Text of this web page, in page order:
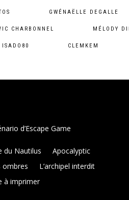
GWÉNAËLLE DEGALLE
CHARBONNEL MÉLODY
ISADO80 CLEMKEM
d’Escape Game
du Nautilus
Apocalyptic
ombres
L’archipel interdit
à imprimer